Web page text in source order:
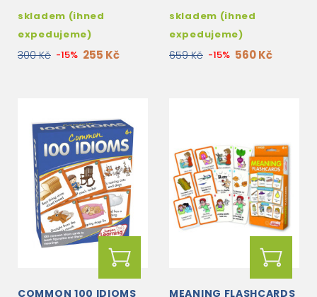
skladem (ihned
expedujeme)
300 Kč -15% 255 Kč
skladem (ihned
expedujeme)
659 Kč -15% 560 Kč
COMMON 100 IDIOMS MEANING FLASHCARDS